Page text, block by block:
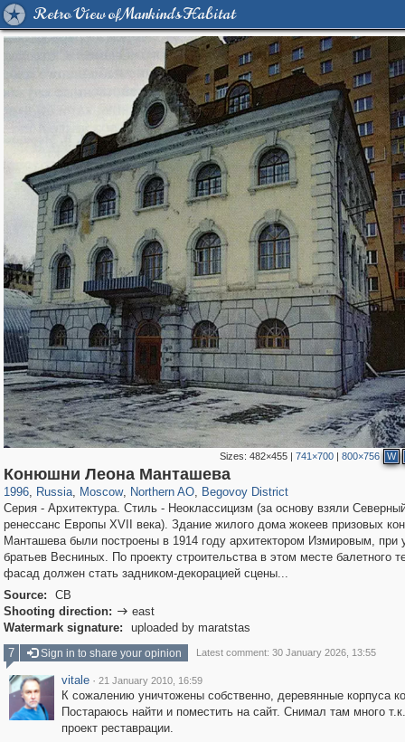
Retro View of Mankind's Habitat
Sizes: 482×455| 741×700| 800×756 W
Конюшни Леона Манташева
1996, Russia
1,406,257 29,243
, Moscow
319,779 8,286
, Northern AO
22,533 598
, Begovoy District
2,821
Серия - Архитектура. Стиль - Неоклассицизм (за основу взяли
ренессанс Европы XVII века). Здание жилого дома жокеев призовых
Манташева были построены в 1914 году архитектором Измировым, при
братьев Весниных. По проекту строительства в этом месте балетного
фасад должен стать задником-декорацией сцены...
Source:
СВ
Shooting direction:  east
Watermark signature:
uploaded by maratstas
7
Sign in to share your opinion Latest comment: 30 January 2026, 13:55
vitale · 21 January 2010, 16:59
К сожалению уничтожены собственно, деревянные корпуса
Постараюсь найти и поместить на сайт. Снимал там много
проект реставрации.